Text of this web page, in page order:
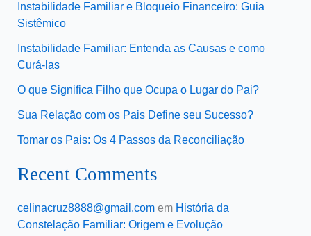
Instabilidade Familiar e Bloqueio Financeiro: Guia
Sistêmico
Instabilidade Familiar: Entenda as Causas e como
Curá-las
O que Significa Filho que Ocupa o Lugar do Pai?
Sua Relação com os Pais Define seu Sucesso?
Tomar os Pais: Os 4 Passos da Reconciliação
Recent Comments
celinacruz8888@gmail.comem História da
Constelação Familiar: Origem e Evolução